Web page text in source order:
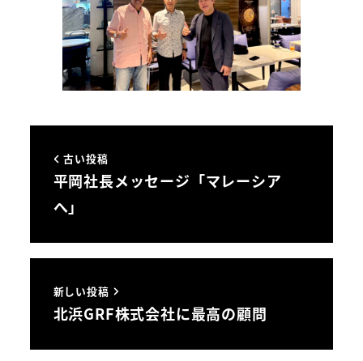
古い投稿
平岡社長メッセージ「マレーシア
へ」
新しい投稿
北浜GRF株式会社に最高の顧問